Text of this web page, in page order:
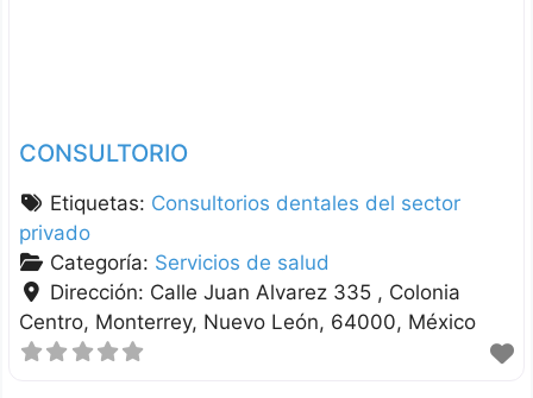
CONSULTORIO
Etiquetas: Consultorios dentales del sector
privado
Categoría: Servicios de salud
Dirección: Calle Juan Alvarez 335 , Colonia
Centro Monterrey Nuevo León 64000 México